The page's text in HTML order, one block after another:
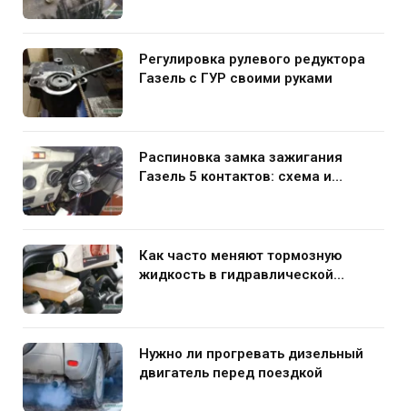
Регулировка рулевого редуктора
Газель с ГУР своими руками
Распиновка замка зажигания
Газель 5 контактов: схема и
Как часто меняют тормозную
жидкость в гидравлической
Нужно ли прогревать дизельный
двигатель перед поездкой